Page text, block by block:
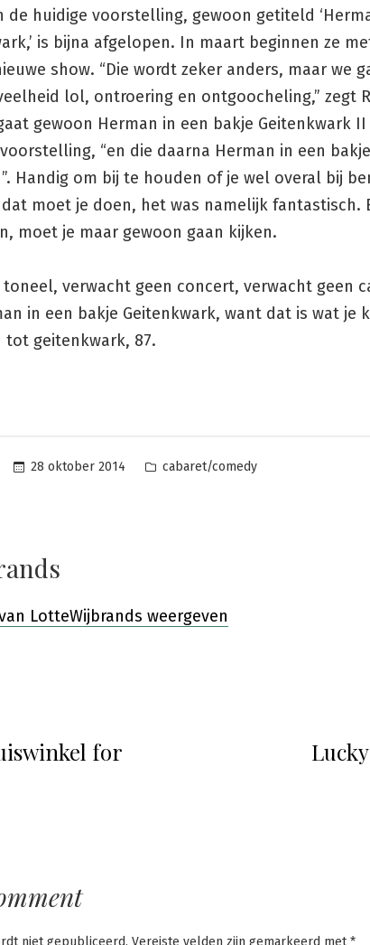
de huidige voorstelling, gewoon getiteld
is bijna afgelopen. In maart beginnen ze
show. “Die wordt zeker anders, maar we
lol, ontroering en ontgoocheling,” zegt
gewoon Herman in een bakje Geitenkwark II
“en die daarna Herman in een bakje
Handig om bij te houden of je wel overal bij
dat moet je doen, het was namelijk fantastisch.
moet je maar gewoon gaan kijken.
toneel, verwacht geen concert, verwacht geen
in een bakje Geitenkwark, want dat is wat je
tot geitenkwark, 87.
28 oktober 2014
Posted
cabaret/comedy
LotteWijbrands weergeven
for
niet gepubliceerd. Vereiste velden zijn gemarkeerd met*